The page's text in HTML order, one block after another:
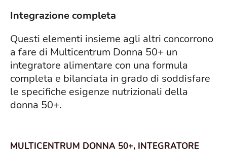
Integrazione completa
Questi elementi insieme agli altri concorrono
a fare di Multicentrum Donna 50+ un
integratore alimentare con una formula
completa e bilanciata in grado di soddisfare
le specifiche esigenze nutrizionali della
donna 50+.
MULTICENTRUM DONNA 50+, INTEGRATORE